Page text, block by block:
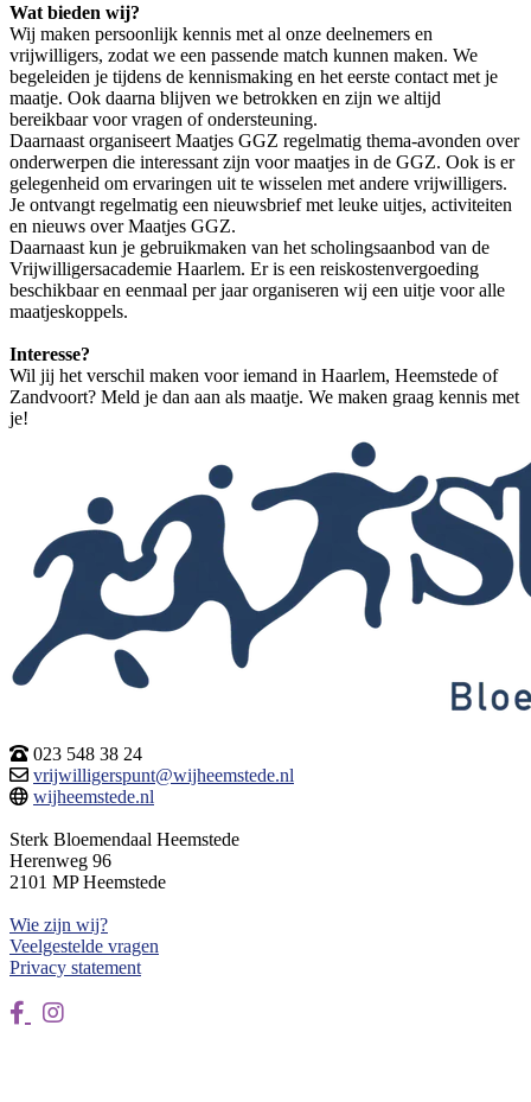
Wat bieden wij?
Wij maken persoonlijk kennis met al onze deelnemers en
vrijwilligers, zodat we een passende match kunnen maken. We
begeleiden je tijdens de kennismaking en het eerste contact met je
maatje. Ook daarna blijven we betrokken en zijn we altijd
bereikbaar voor vragen of ondersteuning.
Daarnaast organiseert Maatjes GGZ regelmatig thema-avonden over
onderwerpen die interessant zijn voor maatjes in de GGZ. Ook is er
gelegenheid om ervaringen uit te wisselen met andere vrijwilligers.
Je ontvangt regelmatig een nieuwsbrief met leuke uitjes, activiteiten
en nieuws over Maatjes GGZ.
Daarnaast kun je gebruikmaken van het scholingsaanbod van de
Vrijwilligersacademie Haarlem. Er is een reiskostenvergoeding
beschikbaar en eenmaal per jaar organiseren wij een uitje voor alle
maatjeskoppels.
Interesse?
Wil jij het verschil maken voor iemand in Haarlem, Heemstede of
Zandvoort? Meld je dan aan als maatje. We maken graag kennis met
je!
023 548 38 24
vrijwilligerspunt@wijheemstede.nl
wijheemstede.nl
Sterk Bloemendaal Heemstede
Herenweg 96
2101 MP Heemstede
Wie zijn wij?
Veelgestelde vragen
Privacy statement